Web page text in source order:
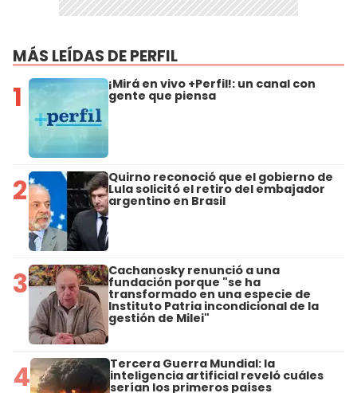
MÁS LEÍDAS DE PERFIL
1 ¡Mirá en vivo +Perfil!: un canal con
gente que piensa
2 Quirno reconoció que el gobierno de
Lula solicitó el retiro del embajador
argentino en Brasil
3 Cachanosky renunció a una
fundación porque "se ha
transformado en una especie de
Instituto Patria incondicional de la
gestión de Milei"
4 Tercera Guerra Mundial: la
inteligencia artificial reveló cuáles
serían los primeros países